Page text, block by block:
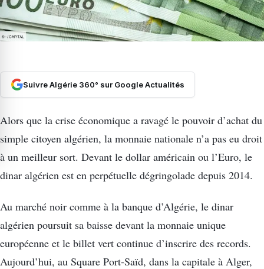
Suivre Algérie 360° sur Google Actualités
Alors que la crise économique a ravagé le pouvoir d’achat du
simple citoyen algérien, la monnaie nationale n’a pas eu droit
à un meilleur sort. Devant le dollar américain ou l’Euro, le
dinar algérien est en perpétuelle dégringolade depuis 2014.
Au marché noir comme à la banque d’Algérie, le dinar
algérien poursuit sa baisse devant la monnaie unique
européenne et le billet vert continue d’inscrire des records.
Aujourd’hui, au Square Port-Saïd, dans la capitale à Alger,